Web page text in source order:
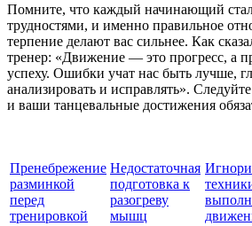
Помните, что каждый начинающий
трудностями, и именно правильное
терпение делают вас сильнее. Как
тренер: «Движение — это прогресс, а
успеху. Ошибки учат нас быть лучше,
анализировать и исправлять».
и ваши танцевальные достижения
Пренебрежение
разминкой
перед
тренировкой
Недостаточная
подготовка к
разогреву
мышц